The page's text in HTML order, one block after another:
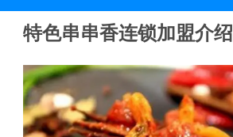
特色串串香连锁加盟介绍